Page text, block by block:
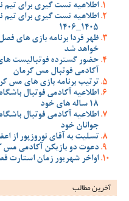
اطلاعیه تست گیری برای تیم
اطلاعیه تست گیری برای
1405_1406
ظهر فردا برنامه بازی
خواهد شد
حضور گسترده فوتبالیست
آکادمی فوتبال مس کرمان
ترتیب برنامه بازی های
اطلاعیه آکادمی فوتبال
18 ساله های خود
اطلاعیه آکادمی فوتبال
جوانان خود
تسلیت به آقای نوروزپور از
دعوت دو بازیکن آکادمی مس
اواخر شهریور زمان
آخرین مطالب